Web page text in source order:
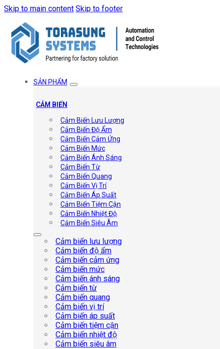
Skip to main content Skip to footer
SẢN PHẨM
CẢM BIẾN
Cảm Biến Lưu Lượng
Cảm Biến Độ Ẩm
Cảm Biến Cảm Ứng
Cảm Biến Mức
Cảm Biến Ánh Sáng
Cảm Biến Từ
Cảm Biến Quang
Cảm Biến Vị Trí
Cảm Biến Áp Suất
Cảm Biến Tiệm Cận
Cảm Biến Nhiệt Độ
Cảm Biến Siêu Âm
Cảm biến lưu lượng
Cảm biến độ ẩm
Cảm biến cảm ứng
Cảm biến mức
Cảm biến ánh sáng
Cảm biến từ
Cảm biến quang
Cảm biến vị trí
Cảm biến áp suất
Cảm biến tiệm cận
Cảm biến nhiệt độ
Cảm biến siêu âm